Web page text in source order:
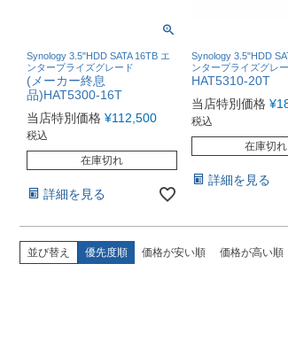
Synology 3.5"HDD SATA 16TB エ
ンタープライズグレード
(メーカー終息
品)HAT5300-16T
当店特別価格 ¥112,500
税込
在庫切れ
詳細を見る
Synology 3.5"HDD
ンタープライズグレ
HAT5310-20T
当店特別価格 ¥
税込
在庫切れ
詳細を見る
並び替え 優先度順 価格が安い順 価格が高い順